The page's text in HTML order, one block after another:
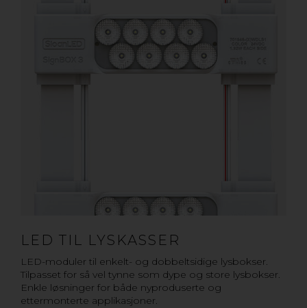
LED TIL LYSKASSER
LED-moduler til enkelt- og dobbeltsidige lysbokser.
Tilpasset for så vel tynne som dype og store lysbokser.
Enkle løsninger for både nyproduserte og
ettermonterte applikasjoner.